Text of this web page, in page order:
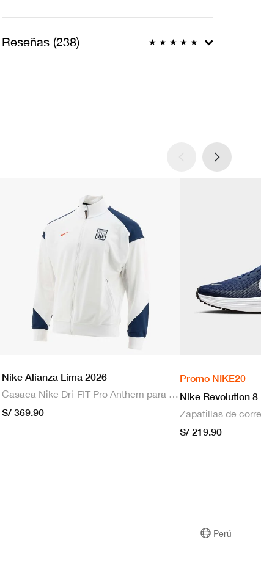
Reseñas (238) ★ ★ ★ ★ ★
Nike Alianza Lima 2026
Casaca Nike Dri-FIT Pro Anthem para hombre
S/ 369.90
Promo NIKE20
Nike Revolution 8
S/ 219.90
Perú